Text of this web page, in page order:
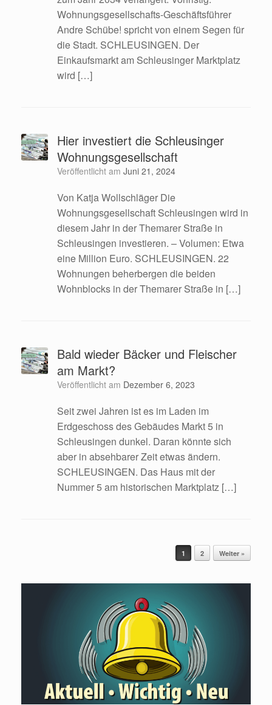
Wohnungsgesell­schafts-Geschäftsführer
Andre Schübe! spricht von einem Segen für
die Stadt. SCHLEUSINGEN. Der
Einkaufsmarkt am Schleusinger Marktplatz
wird […]
Hier investiert die Schleusinger
Wohnungsgesellschaft
Veröffentlicht am Juni 21, 2024
Von Katja Wollschläger Die
Wohnungsgesellschaft Schleusingen wird in
diesem Jahr in der Themarer Straße in
Schleusingen investieren. – Volumen: Etwa
eine Million Euro. SCHLEUSINGEN. 22
Wohnungen beherbergen die beiden
Wohnblocks in der Themarer Straße in […]
Bald wieder Bäcker und Fleischer
am Markt?
Veröffentlicht am Dezember 6, 2023
Seit zwei Jahren ist es im Laden im
Erdgeschoss des Gebäudes Markt 5 in
Schleusingen dunkel. Daran könnte sich
aber in absehbarer Zeit etwas ändern.
SCHLEUSINGEN. Das Haus mit der
Nummer 5 am historischen Marktplatz […]
1 2 Weiter »